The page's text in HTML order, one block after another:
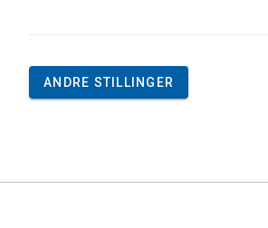
ANDRE STILLINGER